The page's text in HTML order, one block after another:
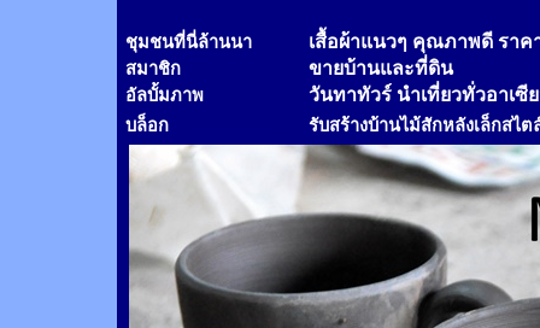
ชุมชนที่นี่ล้านนา เสื้อผ้าแนวๆ คุณภาพดี ราค
สมาชิก ขายบ้านและที่ดิน
อัลบั้มภาพ วันทาทัวร์ นำเที่ยวทั่วอาเซี
บล็อก รับสร้างบ้านไม้สักหลังเล็กสไต